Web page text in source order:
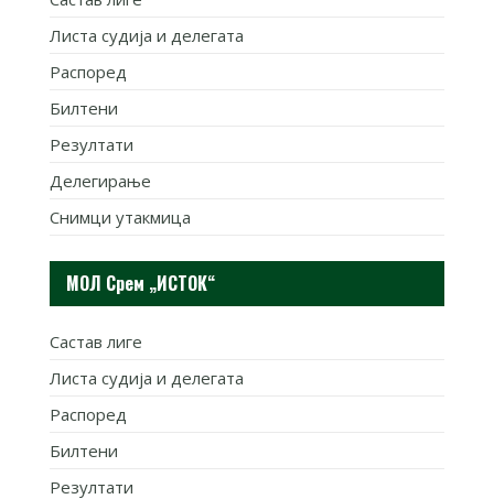
Листа судија и делегата
Распоред
Билтени
Резултати
Делегирање
Снимци утакмица
МОЛ Срем „ИСТОК“
Састав лиге
Листа судија и делегата
Распоред
Билтени
Резултати